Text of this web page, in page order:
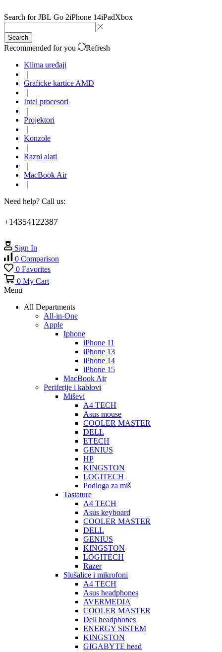
Search forJBL Go 2iPhone 14iPadXbox
Search
Recommended for you
Refresh
Klima uređaji
Graficke kartice AMD
Intel procesori
Projektori
Konzole
Razni alati
MacBook Air
Need help? Call us:
+14354122387
Sign In
0 Comparison
0 Favorites
0 My Cart
Menu
All Departments
All-in-One
Apple
Iphone
iPhone 11
iPhone 13
iPhone 14
iPhone 15
MacBook Air
Periferije i kablovi
Miševi
A4 TECH
Asus mouse
COOLER MASTER
DELL
ETECH
GENIUS
HP
KINGSTON
LOGITECH
Podloga za miš
Tastature
A4 TECH
Asus keyboard
COOLER MASTER
DELL
GENIUS
KINGSTON
LOGITECH
Razer
Slušalice i mikrofoni
A4 TECH
Asus headphones
AVERMEDIA
COOLER MASTER
Dell headphones
ENERGY SISTEM
KINGSTON
GIGABYTE head